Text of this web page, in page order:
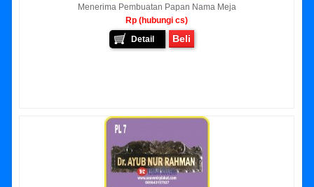
Menerima Pembuatan Papan Nama Meja
Rp (hubungi cs)
Detail
Beli